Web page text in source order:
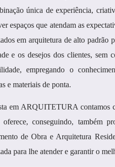
única de experiência,
espaços que atendam as
em arquitetura de alto padrão
e os desejos dos clientes, sem
empregando o
e materiais de ponta.
em ARQUITETURA contamos
conseguindo, também
de Obra e Arquitetura
para lhe atender e garantir o